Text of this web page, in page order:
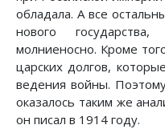
обладала. А все
нового
молниеносно. Кроме
царских долгов,
ведения войны.
оказалось таким же
он писал в 1914 году.